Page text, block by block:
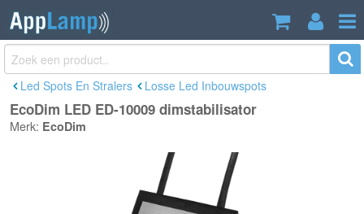
EcoDim LED ED-10009 dimstabilisator
€14,95
Led Spots En Stralers Losse Led Inbouwspots
EcoDim LED ED-10009 dimstabilisator
Merk: EcoDim